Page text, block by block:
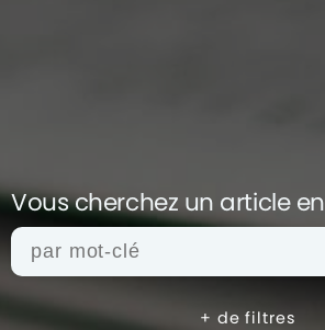
Vous cherchez un article en
+ de filtres